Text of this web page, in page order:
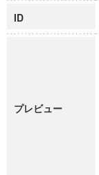
ID
プレビュー